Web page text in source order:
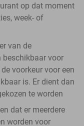
op dat moment
week- of
van de
beschikbaar voor
voorkeur voor een
is. Er dient dan
te worden
dat er meerdere
worden voor